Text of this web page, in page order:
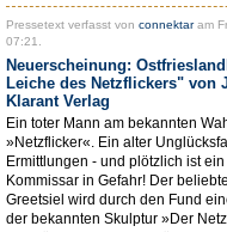
Pressetext verfasst von connektaram
07:21.
Neuerscheinung:
Leiche des Netzflickers" von
Klarant Verlag
Ein toter Mann am bekannten
»Netzflicker«. Ein alter
Ermittlungen - und plötzlich ist
Kommissar in Gefahr! Der
Greetsiel wird durch den Fund
der bekannten Skulptur »Der